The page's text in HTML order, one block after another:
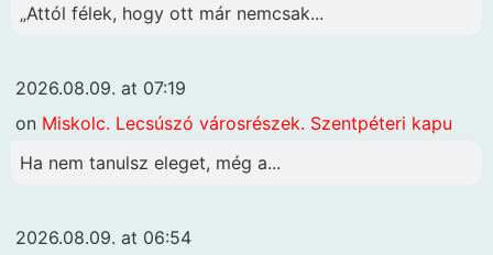
„Attól félek, hogy ott már nemcsak...
2026.08.09. at 07:19
on Miskolc. Lecsúszó városrészek. Szentpéteri kapu
Ha nem tanulsz eleget, még a...
2026.08.09. at 06:54